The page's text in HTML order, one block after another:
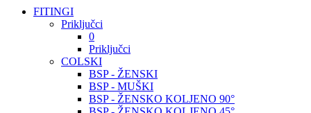
FITINGI
Priključci
0
Priključci
COLSKI
BSP - ŽENSKI
BSP - MUŠKI
BSP - ŽENSKO KOLJENO 90°